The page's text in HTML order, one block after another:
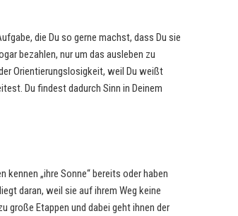
die Du so gerne machst, dass Du sie
bezahlen, nur um das ausleben zu
Orientierungslosigkeit, weil Du weißt
Du findest dadurch Sinn in Deinem
kennen „ihre Sonne“ bereits oder haben
daran, weil sie auf ihrem Weg keine
große Etappen und dabei geht ihnen der